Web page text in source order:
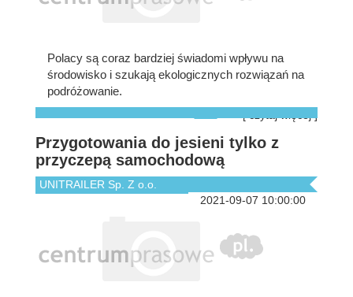
Polacy są coraz bardziej świadomi wpływu na
środowisko i szukają ekologicznych rozwiązań na
podróżowanie.
Przygotowania do jesieni tylko z
przyczepą samochodową
UNITRAILER Sp. Z o.o.
2021-09-07 10:00:00